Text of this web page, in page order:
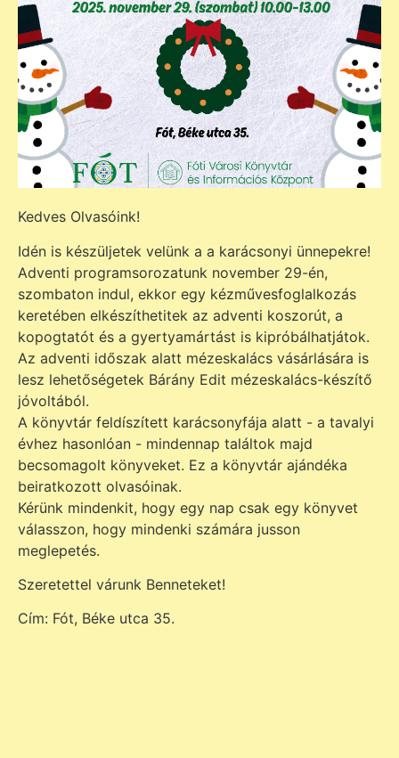
Kedves Olvasóink!
Idén is készüljetek velünk a a karácsonyi ünnepekre!
Adventi programsorozatunk november 29-én,
szombaton indul, ekkor egy kézművesfoglalkozás
keretében elkészíthetitek az adventi koszorút, a
kopogtatót és a gyertyamártást is kipróbálhatjátok.
Az adventi időszak alatt mézeskalács vásárlására is
lesz lehetőségetek Bárány Edit mézeskalács-készítő
jóvoltából.
A könyvtár feldíszített karácsonyfája alatt - a tavalyi
évhez hasonlóan - mindennap találtok majd
becsomagolt könyveket. Ez a könyvtár ajándéka
beiratkozott olvasóinak.
Kérünk mindenkit, hogy egy nap csak egy könyvet
válasszon, hogy mindenki számára jusson
meglepetés.
Szeretettel várunk Benneteket!
Cím: Fót, Béke utca 35.